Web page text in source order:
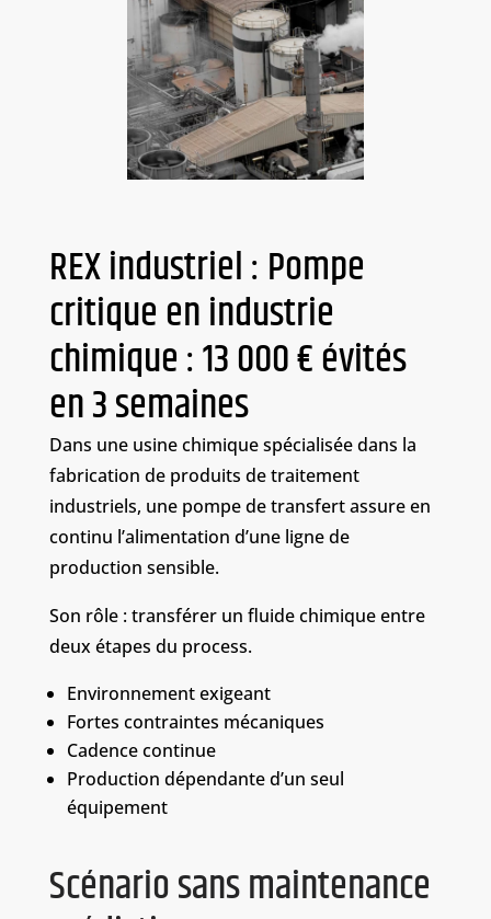
REX industriel : Pompe
critique en industrie
chimique : 13 000 € évités
en 3 semaines
Dans une usine chimique spécialisée dans la
fabrication de produits de traitement
industriels, une pompe de transfert assure en
continu l’alimentation d’une ligne de
production sensible.
Son rôle : transférer un fluide chimique entre
deux étapes du process.
Environnement exigeant
Fortes contraintes mécaniques
Cadence continue
Production dépendante d’un seul
équipement
Scénario sans maintenance